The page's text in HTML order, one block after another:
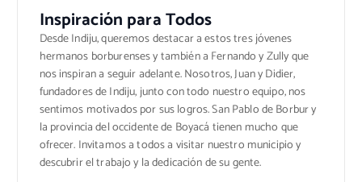
Inspiración para Todos
Desde Indiju, queremos destacar a estos tres jóvenes
hermanos borburenses y también a Fernando y Zully que
nos inspiran a seguir adelante. Nosotros, Juan y Didier,
fundadores de Indiju, junto con todo nuestro equipo, nos
sentimos motivados por sus logros. San Pablo de Borbur y
la provincia del occidente de Boyacá tienen mucho que
ofrecer. Invitamos a todos a visitar nuestro municipio y
descubrir el trabajo y la dedicación de su gente.